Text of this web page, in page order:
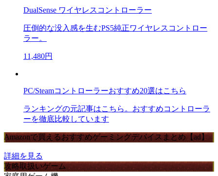
DualSense ワイヤレスコントローラー
圧倒的な没入感を生むPS5純正ワイヤレスコントロー
ラー。
11,480円
PC/Steamコントローラーおすすめ20選はこちら
ランキングの元記事はこちら。おすすめコントローラ
ーを徹底比較しています
Amazonで買えるおすすめゲーミングデバイスまとめ【ad】
詳細を見る
攻略取扱いゲーム